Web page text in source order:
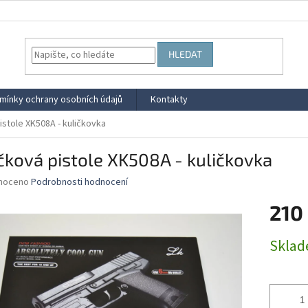
HLEDAT
ochrany osobních údajů
Kontakty
XK508A - kuličkovka
pistole XK508A - kuličkovka
Podrobnosti hodnocení
210
cena: